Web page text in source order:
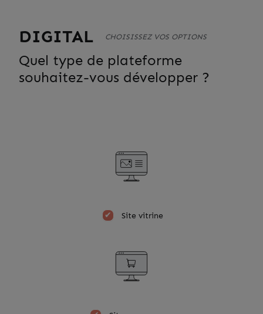
DIGITAL CHOISISSEZ VOS OPTIONS
Quel type de plateforme
souhaitez-vous développer ?
Site vitrine